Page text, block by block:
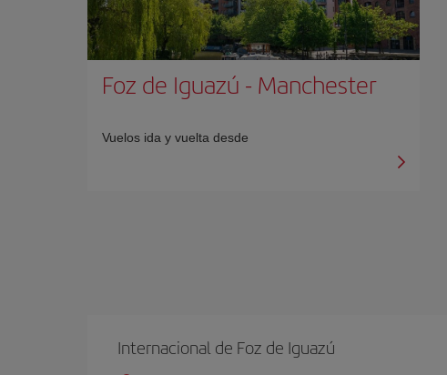
Foz de Iguazú - Manchester
Vuelos ida y vuelta desde
Internacional de Foz de Iguazú